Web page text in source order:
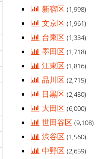
新宿区(1,998)
文京区(1,961)
台東区(1,334)
墨田区(1,718)
江東区(1,816)
品川区(2,715)
目黒区(2,450)
大田区(6,000)
世田谷区(9,108)
渋谷区(1,560)
中野区(2,659)